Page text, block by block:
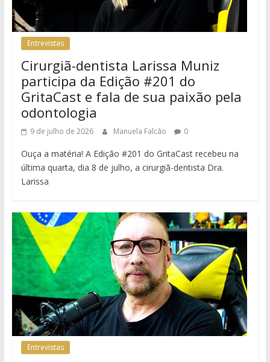
Entrevistas
Cirurgiã-dentista Larissa Muniz
participa da Edição #201 do
GritaCast e fala de sua paixão pela
odontologia
9 de julho de 2026 Manuela Falcão 0
Ouça a matéria! A Edição #201 do GritaCast recebeu na
última quarta, dia 8 de julho, a cirurgiã-dentista Dra.
Larissa
Entrevistas